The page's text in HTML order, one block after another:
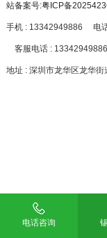
站备案号:粤ICP备
手机 : 13342949886 电
客服电话 : 13342949886
地址 : 深圳市龙华区龙华
电话咨询